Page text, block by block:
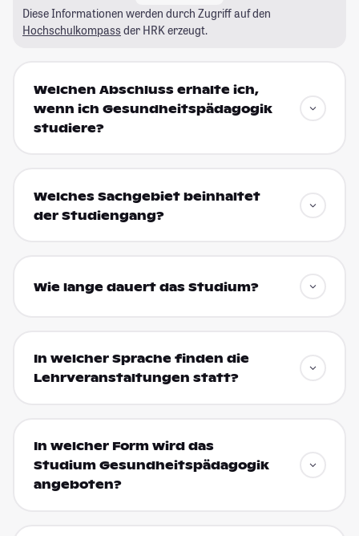
Diese Informationen werden durch Zugriff auf den
Hochschulkompass der HRK erzeugt.
Welchen Abschluss erhalte ich,
wenn ich Gesundheitspädagogik
studiere?
Welches Sachgebiet beinhaltet
der Studiengang?
Wie lange dauert das Studium?
In welcher Sprache finden die
Lehrveranstaltungen statt?
In welcher Form wird das
Studium Gesundheitspädagogik
angeboten?